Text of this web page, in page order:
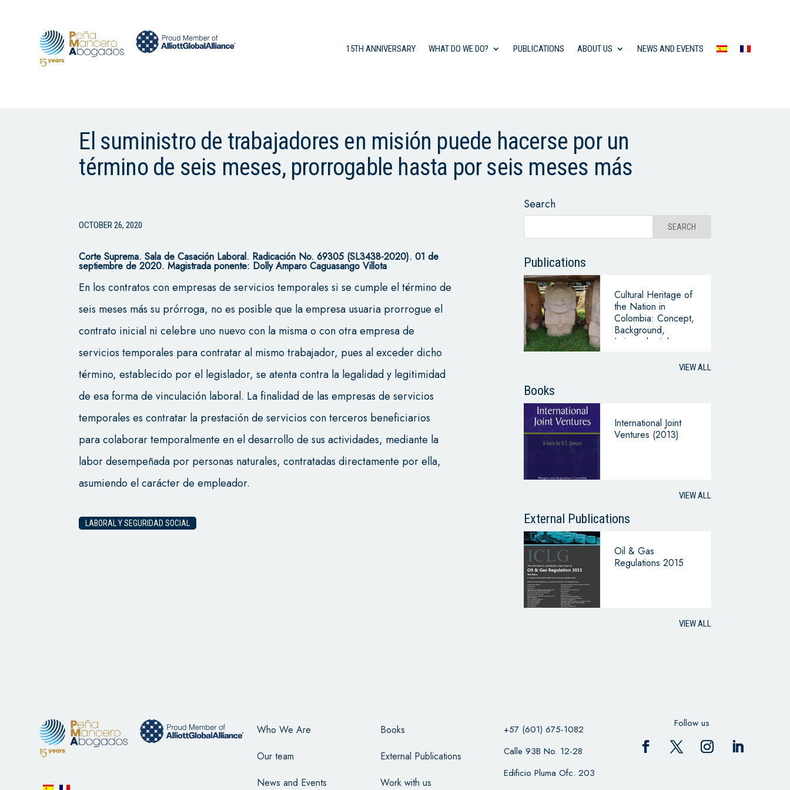
15TH ANNIVERSARY WHAT DO WE DO? PUBLICATIONS ABOUT US NEWS AND EVENTS
El suministro de trabajadores en misión puede hacerse por un
término de seis meses, prorrogable hasta por seis meses más
OCTOBER 26, 2020
Corte Suprema.Sala de Casación Laboral. Radicación No. 69305 (SL3438-2020). 01 de
septiembre de 2020. Magistrada ponente: Dolly Amparo Caguasango Villota
En los contratos con empresas de servicios temporales si se cumple el término de
seis meses más su prórroga, no es posible que la empresa usuaria prorrogue el
contrato inicial ni celebre uno nuevo con la misma o con otra empresa de
servicios temporales para contratar al mismo trabajador, pues al exceder dicho
término, establecido por el legislador, se atenta contra la legalidad y legitimidad
de esa forma de vinculación laboral. La finalidad de las empresas de servicios
temporales es contratar la prestación de servicios con terceros beneficiarios
para colaborar temporalmente en el desarrollo de sus actividades, mediante la
labor desempeñada por personas naturales, contratadas directamente por ella,
asumiendo el carácter de empleador.
LABORAL Y SEGURIDAD SOCIAL
Search
Publications
Cultural Heritage of
the Nation in
Colombia: Concept,
Background,
Jurisprudential
VIEW ALL
Books
International Joint
Ventures (2013)
VIEW ALL
External Publications
Oil & Gas
Regulations 2015
VIEW ALL
Who We Are
Our team
News and Events
Books
External Publications
Work with us
+57 (601) 675-1082
Calle 93B No. 12-28
Edificio Pluma Ofc. 203
Follow us